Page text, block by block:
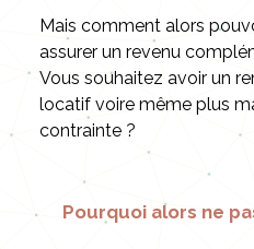
Mais comment alors
assurer un revenu
Vous souhaitez avoir un
locatif voire même plus
contrainte ?
Pourquoi alors ne